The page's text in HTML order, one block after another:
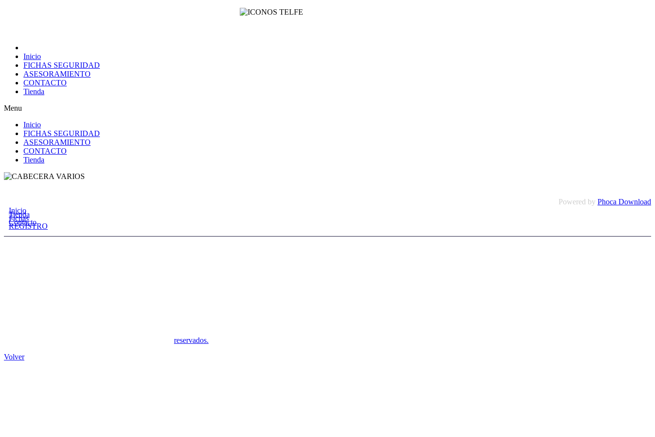
Inicio
FICHAS SEGURIDAD
ASESORAMIENTO
CONTACTO
Tienda
Menu
Inicio
FICHAS SEGURIDAD
ASESORAMIENTO
CONTACTO
Tienda
Powered by Phoca Download
Inicio
Tienda
Fichas
Contacto
REGISTRO
reservados.
Volver